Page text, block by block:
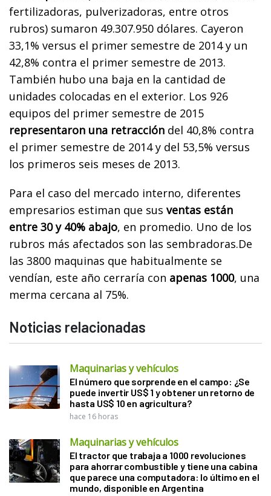
fertilizadoras, pulverizadoras, entre otros
rubros) sumaron 49.307.950 dólares. Cayeron
33,1% versus el primer semestre de 2014 y un
42,8% contra el primer semestre de 2013.
También hubo una baja en la cantidad de
unidades colocadas en el exterior. Los 926
equipos del primer semestre de 2015
representaron una retracción del 40,8% contra
el primer semestre de 2014 y del 53,5% versus
los primeros seis meses de 2013.
Para el caso del mercado interno, diferentes
empresarios estiman que sus ventas están
entre 30 y 40% abajo, en promedio. Uno de los
rubros más afectados son las sembradoras.De
las 3800 maquinas que habitualmente se
vendían, este año cerraría con apenas 1000, una
merma cercana al 75%.
Noticias relacionadas
Maquinarias y vehículos
El número que sorprende en el campo: ¿Se
puede invertir US$ 1 y obtener un retorno de
hasta US$ 10 en agricultura?
hace 16 horas
Maquinarias y vehículos
El tractor que trabaja a 1000 revoluciones
para ahorrar combustible y tiene una cabina
que parece una computadora: lo último en el
mundo, disponible en Argentina